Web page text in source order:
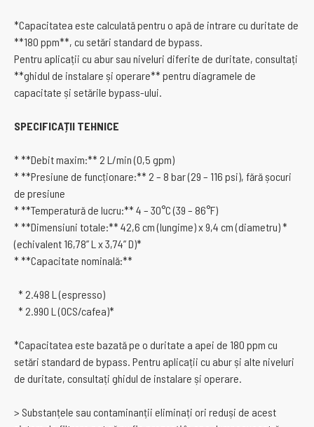
*Capacitatea este calculată pentru o apă de intrare cu duritate de
**180 ppm**, cu setări standard de bypass.
Pentru aplicații cu abur sau niveluri diferite de duritate, consultați
**ghidul de instalare și operare** pentru diagramele de
capacitate și setările bypass-ului.
SPECIFICAȚII TEHNICE
* **Debit maxim:** 2 L/min (0,5 gpm)
* **Presiune de funcționare:** 2 – 8 bar (29 – 116 psi), fără șocuri
de presiune
* **Temperatură de lucru:** 4 – 30°C (39 – 86°F)
* **Dimensiuni totale:** 42,6 cm (lungime) x 9,4 cm (diametru) *
(echivalent 16,78” L x 3,74” D)*
* **Capacitate nominală:**
* 2.498 L (espresso)
* 2.990 L (OCS/cafea)*
*Capacitatea este bazată pe o duritate a apei de 180 ppm cu
setări standard de bypass. Pentru aplicații cu abur și alte niveluri
de duritate, consultați ghidul de instalare și operare.
> Substanțele sau contaminanții eliminați ori reduși de acest